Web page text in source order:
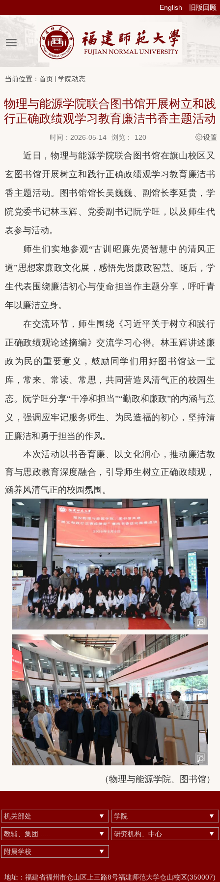
English 旧版回顾
当前位置： 首页 学院动态
物理与能源学院联合图书馆开展树立和践
行正确政绩观学习教育廉洁书香主题活动
时间：2026-05-14 浏览： 120 设置
近日，物理与能源学院联合图书馆在旗山校区又
玄图书馆开展树立和践行正确政绩观学习教育廉洁书
香主题活动。图书馆馆长吴巍巍、副馆长李延贵，学
院党委书记林玉辉 、 党委副书记阮学旺，以及师生代
表参与活动。
师生们实地参观“古训昭廉先贤智慧中的清风正
道”思想家廉政文化展，感悟先贤廉政智慧。随后，学
生代表围绕廉洁初心与使命担当作主题分享，呼吁青
年以廉洁立身。
在交流环节，师生围绕《习近平关于树立和践行
正确政绩观论述摘编》交流学习心得。林玉辉讲述廉
政为民的重要意义，鼓励同学们用好图书馆这一宝
库，常来、常读、常思，共同营造风清气正的校园生
态。阮学旺分享“干净和担当”“勤政和廉政”的内涵与意
义，强调应牢记服务师生、为民造福的初心，坚持清
正廉洁和勇于担当的作风。
本次活动以书香育廉、以文化润心，推动廉洁教
育与思政教育深度融合，引导师生树立正确政绩观，
涵养风清气正的校园氛围。
（物理与能源学院、图书馆）
机关部处 学院
教辅、集团...... 研究机构、中心
附属学校
地址：福建省福州市仓山区上三路8号福建师范大学仓山校区(350007)